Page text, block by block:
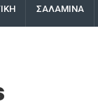
ΣΑΛΑΜΙΝΑ